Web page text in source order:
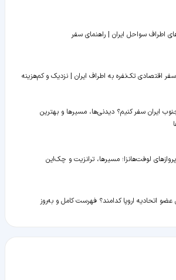
اطراف سواحل ایران | راهنمای سفر
اقتصادی تک‌نفره به اطراف ایران | نزدیک و کم‌هزینه
ایران سفر کنیم؟ دیدنی‌ها، مسیرها و بهترین
لوفت‌هانزا؛ مسیرها، ترانزیت و چک‌این
اتحادیه اروپا کدامند؟ فهرست کامل و به‌روز